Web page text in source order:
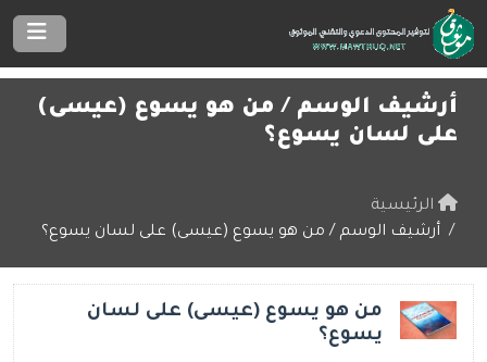
أرشيف الوسم / من هو يسوع (عيسى)
على لسان يسوع؟
الرئيسية
أرشيف الوسم / من هو يسوع (عيسى) على لسان يسوع؟
من هو يسوع (عيسى) على لسان
يسوع؟